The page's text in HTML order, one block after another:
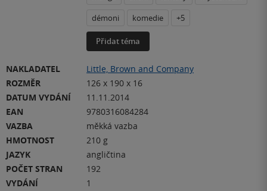
démoni
komedie +5
Přidat téma
NAKLADATEL
Little, Brown and Company
ROZMĚR
126 x 190 x 16
DATUM VYDÁNÍ
11.11.2014
EAN
9780316084284
VAZBA
měkká vazba
HMOTNOST
210 g
JAZYK
angličtina
POČET STRAN
192
VYDÁNÍ
1